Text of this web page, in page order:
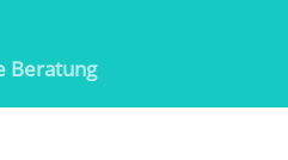
Beratung